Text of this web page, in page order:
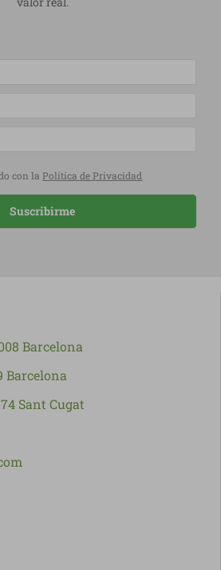
con la Política de Privacidad
Suscribirme
Barcelona
Barcelona
Sant Cugat